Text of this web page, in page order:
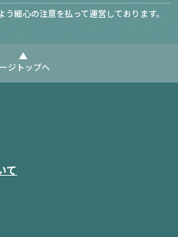
細心の注意を払って運営しております。
ジトップへ
て